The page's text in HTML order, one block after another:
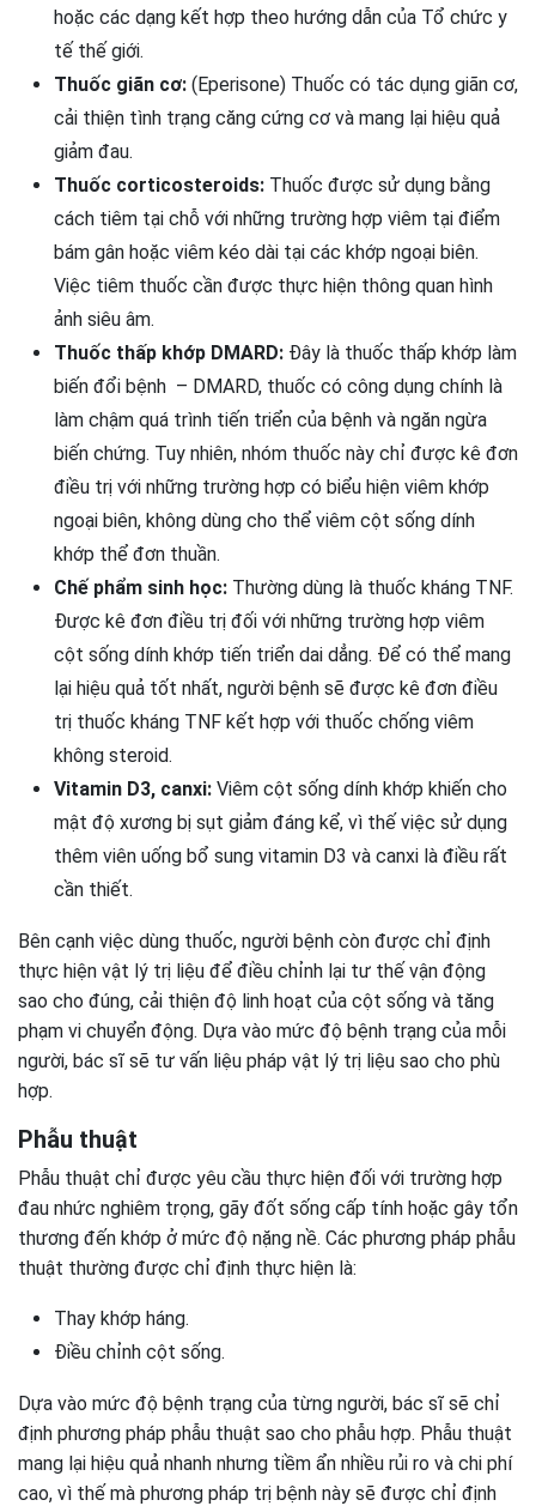
hoặc các dạng kết hợp theo hướng dẫn của Tổ chức y
tế thế giới.
Thuốc giãn cơ: (Eperisone) Thuốc có tác dụng giãn cơ,
cải thiện tình trạng căng cứng cơ và mang lại hiệu quả
giảm đau.
Thuốc corticosteroids: Thuốc được sử dụng bằng
cách tiêm tại chỗ với những trường hợp viêm tại điểm
bám gân hoặc viêm kéo dài tại các khớp ngoại biên.
Việc tiêm thuốc cần được thực hiện thông quan hình
ảnh siêu âm.
Thuốc thấp khớp DMARD: Đây là thuốc thấp khớp làm
biến đổi bệnh – DMARD, thuốc có công dụng chính là
làm chậm quá trình tiến triển của bệnh và ngăn ngừa
biến chứng. Tuy nhiên, nhóm thuốc này chỉ được kê đơn
điều trị với những trường hợp có biểu hiện viêm khớp
ngoại biên, không dùng cho thể viêm cột sống dính
khớp thể đơn thuần.
Chế phẩm sinh học: Thường dùng là thuốc kháng TNF.
Được kê đơn điều trị đối với những trường hợp viêm
cột sống dính khớp tiến triển dai dẳng. Để có thể mang
lại hiệu quả tốt nhất, người bệnh sẽ được kê đơn điều
trị thuốc kháng TNF kết hợp với thuốc chống viêm
không steroid.
Vitamin D3, canxi: Viêm cột sống dính khớp khiến cho
mật độ xương bị sụt giảm đáng kể, vì thế việc sử dụng
thêm viên uống bổ sung vitamin D3 và canxi là điều rất
cần thiết.
Bên cạnh việc dùng thuốc, người bệnh còn được chỉ định
thực hiện vật lý trị liệu để điều chỉnh lại tư thế vận động
sao cho đúng, cải thiện độ linh hoạt của cột sống và tăng
phạm vi chuyển động. Dựa vào mức độ bệnh trạng của mỗi
người, bác sĩ sẽ tư vấn liệu pháp vật lý trị liệu sao cho phù
hợp.
Phẫu thuật
Phẫu thuật chỉ được yêu cầu thực hiện đối với trường hợp
đau nhức nghiêm trọng, gãy đốt sống cấp tính hoặc gây tổn
thương đến khớp ở mức độ nặng nề. Các phương pháp phẫu
thuật thường được chỉ định thực hiện là:
Thay khớp háng.
Điều chỉnh cột sống.
Dựa vào mức độ bệnh trạng của từng người, bác sĩ sẽ chỉ
định phương pháp phẫu thuật sao cho phẫu hợp. Phẫu thuật
mang lại hiệu quả nhanh nhưng tiềm ẩn nhiều rủi ro và chi phí
cao, vì thế mà phương pháp trị bệnh này sẽ được chỉ định